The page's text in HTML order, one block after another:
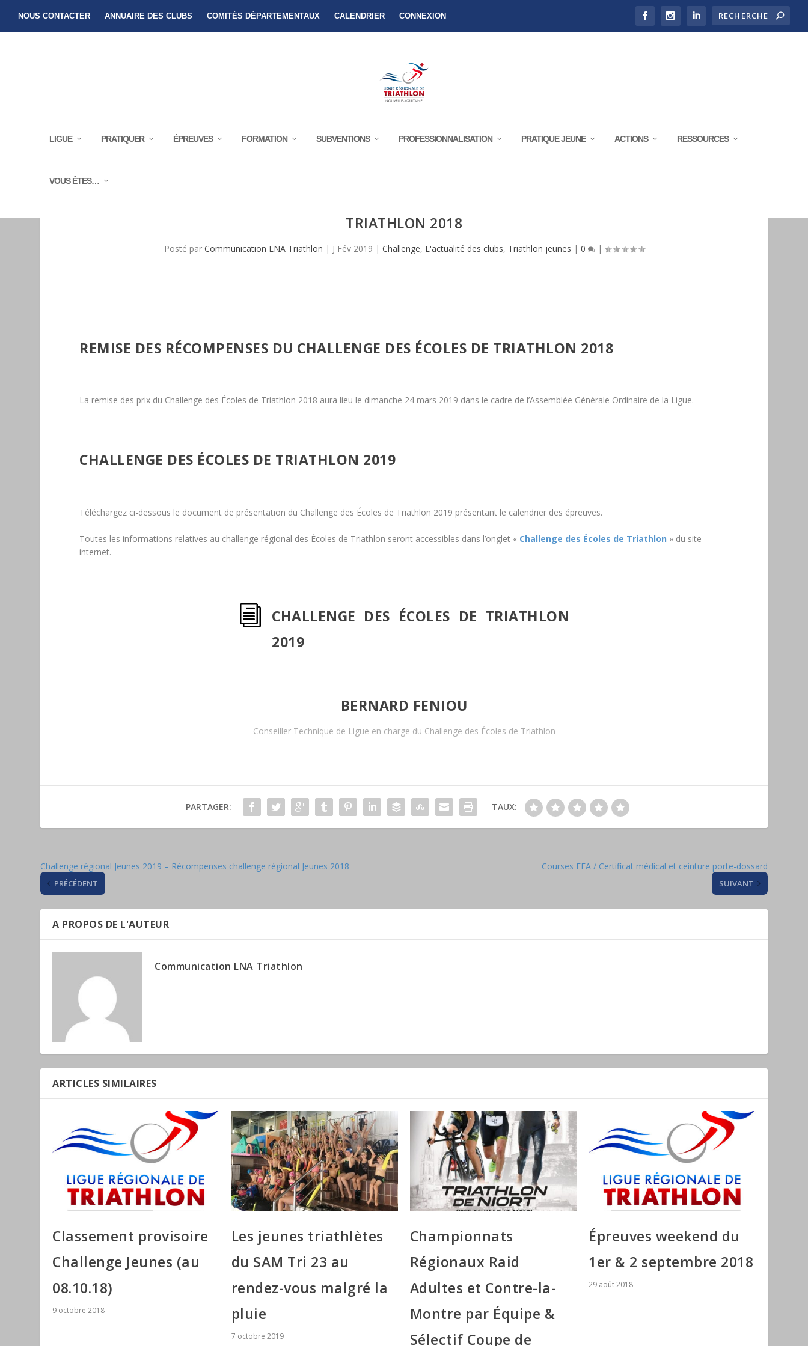
NOUS CONTACTER ANNUAIRE DES CLUBS COMITÉS DÉPARTEMENTAUX CALENDRIER CONNEXION
LIGUE PRATIQUER ÉPREUVES FORMATION SUBVENTIONS PROFESSIONNALISATION PRATIQUE JEUNE ACTIONS RESSOURCES
VOUS ÊTES…
TRIATHLON 2018
Posté par Communication LNA Triathlon | J Fév 2019 | Challenge, L'actualité des clubs, Triathlon jeunes | 0 |
REMISE DES RÉCOMPENSES DU CHALLENGE DES ÉCOLES DE TRIATHLON 2018
La remise des prix du Challenge des Écoles de Triathlon 2018 aura lieu le dimanche 24 mars 2019 dans le cadre de l’Assemblée Générale Ordinaire de la Ligue.
CHALLENGE DES ÉCOLES DE TRIATHLON 2019
Téléchargez ci-dessous le document de présentation du Challenge des Écoles de Triathlon 2019 présentant le calendrier des épreuves.
Toutes les informations relatives au challenge régional des Écoles de Triathlon seront accessibles dans l’onglet « Challenge des Écoles de Triathlon » du site
internet.
i CHALLENGE DES ÉCOLES DE TRIATHLON
2019
BERNARD FENIOU
Conseiller Technique de Ligue en charge du Challenge des Écoles de Triathlon
PARTAGER: TAUX:
Challenge régional Jeunes 2019 – Récompenses challenge régional Jeunes 2018
PRÉCÉDENT
Courses FFA / Certificat médical et ceinture porte-dossard
SUIVANT
A PROPOS DE L'AUTEUR
Communication LNA Triathlon
ARTICLES SIMILAIRES
Classement provisoire
Challenge Jeunes (au
08.10.18)
9 octobre 2018
Les jeunes triathlètes
du SAM Tri 23 au
rendez-vous malgré la
pluie
7 octobre 2019
Championnats
Régionaux Raid
Adultes et Contre-la-
Montre par Équipe &
Sélectif Coupe de
Épreuves weekend du
1er & 2 septembre 2018
29 août 2018